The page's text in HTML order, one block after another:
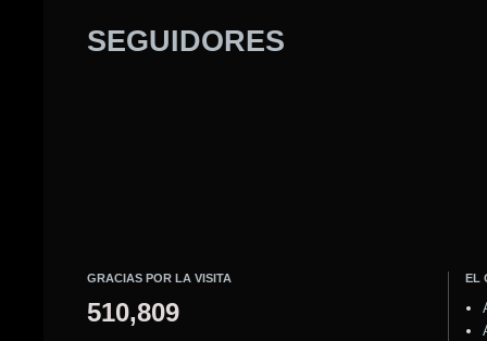
SEGUIDORES
GRACIAS POR LA VISITA
510,809
EL